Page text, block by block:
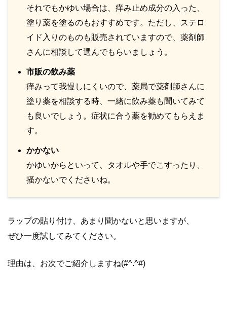
それでもかゆい場合は、痒み止め成分の入った、
塗り薬を塗るのもおすすめです。ただし、ステロ
イド入りのものも販売されていますので、薬剤師
さんに相談して選んでもらいましょう。
市販の飲み薬
痒みって我慢しにくいので、薬局で薬剤師さんに
塗り薬を相談する時、一緒に飲み薬も聞いてみて
も良いでしょう。症状に合う薬を勧めてもらえま
す。
かかない
かゆいからといって、タオルや手でこすったり、
掻かないでくださいね。
ラップの貼り付け、あまり聞かないと思いますが、
ぜひ一度試してみてください。
理由は、お次でご紹介しますね(#^.^#)